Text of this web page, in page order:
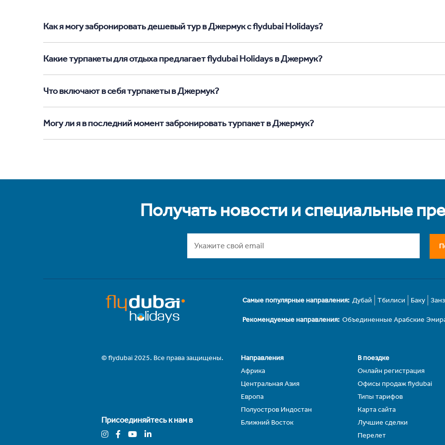
Как я могу забронировать дешевый тур в Джермук с flydubai Holidays?
Какие турпакеты для отдыха предлагает flydubai Holidays в Джермук?
Что включают в себя турпакеты в Джермук?
Могу ли я в последний момент забронировать турпакет в Джермук?
Получать новости и специальные
Самые популярные направления: Дубай Тбилиси Баку
Рекомендуемые направления: Объединенные Арабские
© flydubai 2025. Все права защищены.
Присоединяйтесь к нам в
Направления
Африка
Центральная Азия
Европа
Полуостров Индостан
Ближний Восток
В поездке
Онлайн регистрация
Офисы продаж flydubai
Типы тарифов
Карта сайта
Лучшие сделки
Перелет